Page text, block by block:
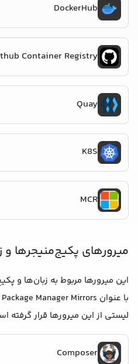
DockerHub
Container Registry
Quay
K8S
MCR
میرورهای پکیج‌منیجرها و
این میرورها مربوط به زبان‌ها و
لیستی از این میرورها قرار گرفته
Composer